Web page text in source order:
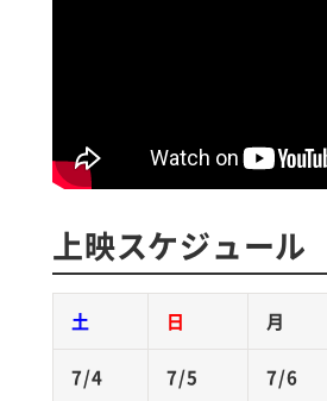
上映スケジュール
土 日 月
7/4 7/5 7/6